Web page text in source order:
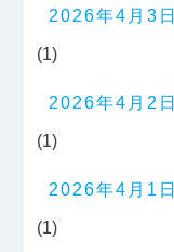
2026年4月3日
(1)
2026年4月2日
(1)
2026年4月1日
(1)